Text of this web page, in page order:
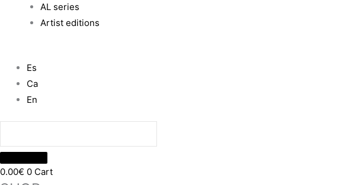
AL series
Artist editions
Es
Ca
En
0.00€ 0 Cart